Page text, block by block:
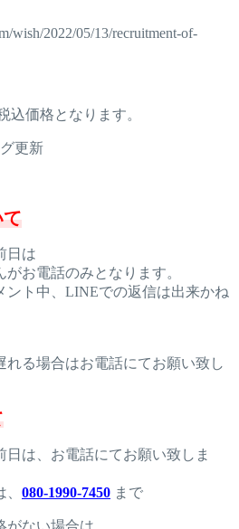
wish/2022/05/13/recruitment-of-
込価格となります。
更新
て
日は
お電話のみとなります。
ント中、LINEでの返信は出来かね
れる場合はお電話にてお願い致し
日は、お電話にてお願い致しま
080-1990-7450 まで
がない場合は